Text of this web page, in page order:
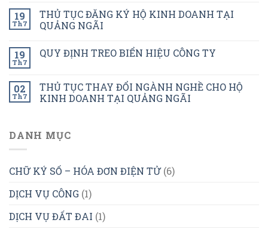
19
Th7
THỦ TỤC ĐĂNG KÝ HỘ KINH DOANH TẠI
QUẢNG NGÃI
19
Th7
QUY ĐỊNH TREO BIỂN HIỆU CÔNG TY
02
Th7
THỦ TỤC THAY ĐỔI NGÀNH NGHỀ CHO HỘ
KINH DOANH TẠI QUẢNG NGÃI
DANH MỤC
CHỮ KÝ SỐ – HÓA ĐƠN ĐIỆN TỬ(6)
DỊCH VỤ CÔNG (1)
DỊCH VỤ ĐẤT ĐAI (1)